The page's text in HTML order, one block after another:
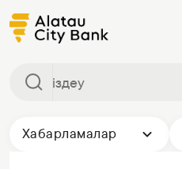
Хабарламалар